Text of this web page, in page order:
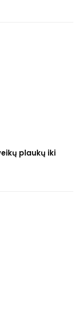
plaukų iki